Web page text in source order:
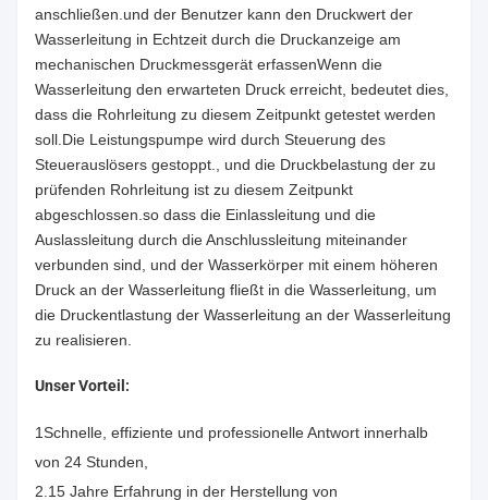
anschließen.und der Benutzer kann den Druckwert der
Wasserleitung in Echtzeit durch die Druckanzeige am
mechanischen Druckmessgerät erfassenWenn die
Wasserleitung den erwarteten Druck erreicht, bedeutet dies,
dass die Rohrleitung zu diesem Zeitpunkt getestet werden
soll.Die Leistungspumpe wird durch Steuerung des
Steuerauslösers gestoppt., und die Druckbelastung der zu
prüfenden Rohrleitung ist zu diesem Zeitpunkt
abgeschlossen.so dass die Einlassleitung und die
Auslassleitung durch die Anschlussleitung miteinander
verbunden sind, und der Wasserkörper mit einem höheren
Druck an der Wasserleitung fließt in die Wasserleitung, um
die Druckentlastung der Wasserleitung an der Wasserleitung
zu realisieren.
Unser Vorteil:
1Schnelle, effiziente und professionelle Antwort innerhalb
von 24 Stunden,
2.15 Jahre Erfahrung in der Herstellung von